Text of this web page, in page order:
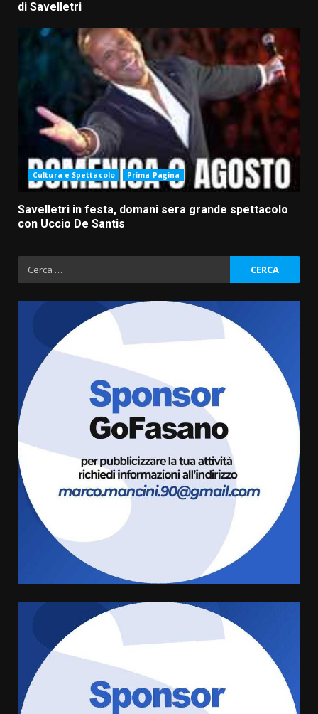
di Savelletri
Cultura e Spettacolo Prima Pagina
Savelletri in festa, domani sera grande spettacolo
con Uccio De Santis
Ricerca
per:
Politiche Giovanili e Mobilità
Sostenibile: premiati gli studenti
universitari del bando “La strada
giusta”
8 Agosto 2026 07:15
“I Contestatori: Musica di
Rivoluzione”: nuovo
appuntamento con “Fasano in
Banda”
amarezza per esclusione dal
campionato di calcio”
7 Agosto 2026 06:00
Fasanese ferito a colpi di arma
da fuoco